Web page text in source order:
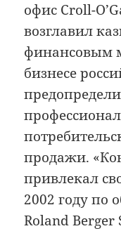
офис Croll-
возглавил
финансовым
бизнесе
продажи.
привлекал
2002 году по
Roland Berger